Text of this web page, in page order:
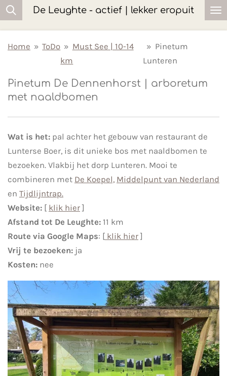
Ga
De Leughte - actief | lekker eropuit
Home » ToDo » Must See | 10-14
km
» Pinetum
Lunteren
Pinetum De Dennenhorst | arboretum
met naaldbomen
Wat is het: pal achter het gebouw van restaurant de
Lunterse Boer, is dit unieke bos met naaldbomen te
bezoeken. Vlakbij het dorp Lunteren. Mooi te
combineren met De Koepel, Middelpunt van Nederland
en Tijdlijntrap.
Website: [ klik hier]
Afstand tot De Leughte: 11 km
Route via Google Maps: [ klik hier ]
Vrij te bezoeken: ja
Kosten: nee